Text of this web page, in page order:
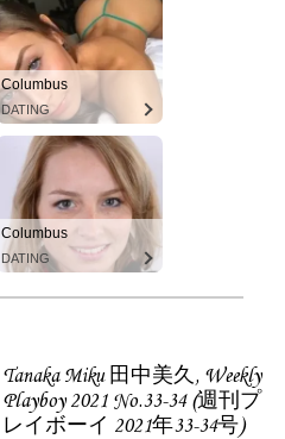
Columbus
DATING
Columbus
DATING
Tanaka Miku 田中美久, Weekly
Playboy 2021 No.33-34 (週刊プ
レイボーイ 2021年33-34号)